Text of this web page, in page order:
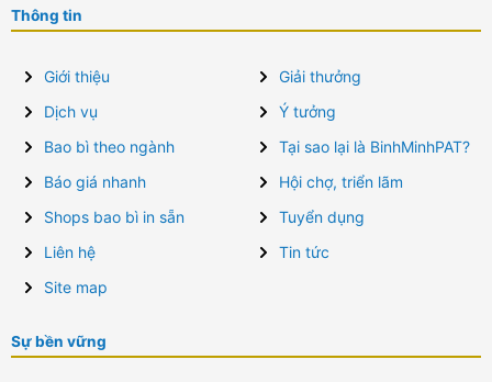
Thông tin
Giới thiệu
Dịch vụ
Bao bì theo ngành
Báo giá nhanh
Shops bao bì in sẵn
Liên hệ
Site map
Giải thưởng
Ý tưởng
Tại sao lại là BinhMinhPAT?
Hội chợ, triển lãm
Tuyển dụng
Tin tức
Sự bền vững